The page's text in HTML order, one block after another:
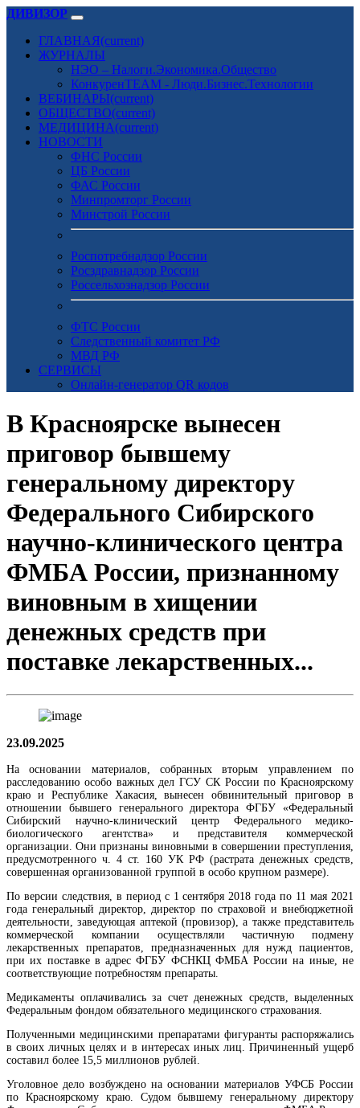
ДИВИЗОР
ГЛАВНАЯ(current)
ЖУРНАЛЫ
НЭО – Налоги.Экономика.Общество
КонкуренTEAM - Люди.Бизнес.Технологии
ВЕБИНАРЫ(current)
ОБЩЕСТВО(current)
МЕДИЦИНА(current)
НОВОСТИ
ФНС России
ЦБ России
ФАС России
Минпромторг России
Минстрой России
Роспотребнадзор России
Росздравнадзор России
Россельхознадзор России
ФТС России
Следственный комитет РФ
МВД РФ
СЕРВИСЫ
Онлайн-генератор QR кодов
В Красноярске вынесен
приговор бывшему
генеральному директору
Федерального Сибирского
научно-клинического центра
ФМБА России, признанному
виновным в хищении
денежных средств при
поставке лекарственных...
23.09.2025
На основании материалов, собранных вторым управлением по
расследованию особо важных дел ГСУ СК России по Красноярскому
краю и Республике Хакасия, вынесен обвинительный приговор в
отношении бывшего генерального директора ФГБУ «Федеральный
Сибирский научно-клинический центр Федерального медико-
биологического агентства» и представителя коммерческой
организации. Они признаны виновными в совершении преступления,
предусмотренного ч. 4 ст. 160 УК РФ (растрата денежных средств,
совершенная организованной группой в особо крупном размере).
По версии следствия, в период с 1 сентября 2018 года по 11 мая 2021
года генеральный директор, директор по страховой и внебюджетной
деятельности, заведующая аптекой (провизор), а также представитель
коммерческой компании осуществляли частичную подмену
лекарственных препаратов, предназначенных для нужд пациентов,
при их поставке в адрес ФГБУ ФСНКЦ ФМБА России на иные, не
соответствующие потребностям препараты.
Медикаменты оплачивались за счет денежных средств, выделенных
Федеральным фондом обязательного медицинского страхования.
Полученными медицинскими препаратами фигуранты распоряжались
в своих личных целях и в интересах иных лиц. Причиненный ущерб
составил более 15,5 миллионов рублей.
Уголовное дело возбуждено на основании материалов УФСБ России
по Красноярскому краю. Судом бывшему генеральному директору